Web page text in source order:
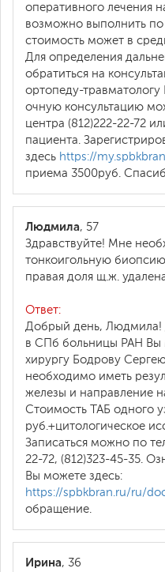
оперативного лечения
возможно выполнить по
стоимость может в
Для определения
обратиться на
ортопеду-травматологу
очную консультацию
центра (812)222-22-72
пациента.
здесь https://
приема 3500руб.
Людмила, 57
Здравствуйте! Мне
тонкоигольную
правая доля щ.ж.
Ответ:
Добрый день, Людмила!
в СПб больницы РАН Вы
хирургу Бодрову
необходимо иметь
железы и направление
Стоимость ТАБ одного
руб.+цитологическое
Записаться можно по
22-72, (812)323-45-35.
Вы можете здесь:
https://spbkbran.ru/ru/
обращение.
Ирина, 36